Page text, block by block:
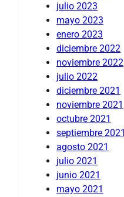
julio 2023
mayo 2023
enero 2023
diciembre 2022
noviembre 2022
julio 2022
diciembre 2021
noviembre 2021
octubre 2021
septiembre 2021
agosto 2021
julio 2021
junio 2021
mayo 2021